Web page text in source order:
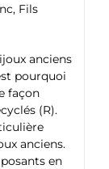
Fils
anciens
pourquoi
façon
(R).
anciens.
en